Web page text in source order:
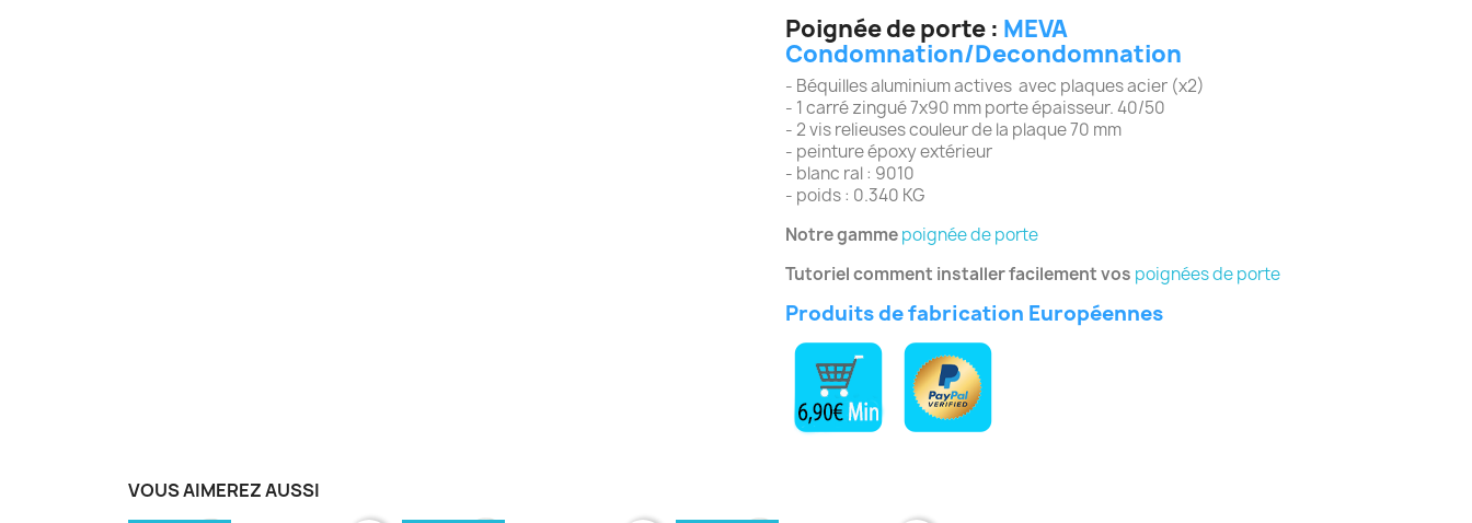
Poignée de porte : MEVA
Condomnation/Decondomnation
- Béquilles aluminium actives avec plaques acier (x2)
- 1 carré zingué 7x90 mm porte épaisseur. 40/50
- 2 vis relieuses couleur de la plaque 70 mm
- peinture époxy extérieur
- blanc ral : 9010
- poids : 0.340 KG
Notre gammepoignée de porte
Tutoriel comment installer facilement vos poignées de porte
Produits de fabrication Européennes
VOUS AIMEREZ AUSSI